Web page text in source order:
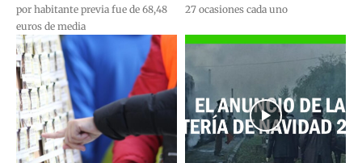
por habitante previa fue de 68,48
euros de media
27 ocasiones cada uno